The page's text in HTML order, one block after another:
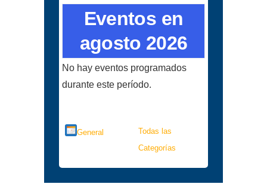
Eventos en
agosto 2026
No hay eventos programados
durante este período.
General
Todas las
Categorías